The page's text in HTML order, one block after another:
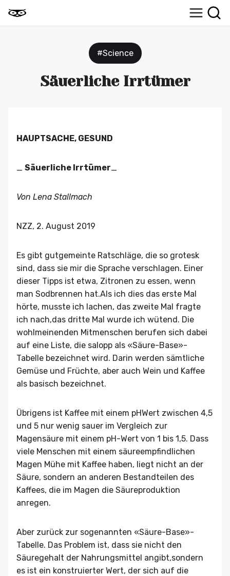
#Science
Säuerliche Irrtümer
HAUPTSACHE, GESUND
_ Säuerliche Irrtümer_
Von Lena Stallmach
NZZ, 2. August 2019
Es gibt gutgemeinte Ratschläge, die so grotesk
sind, dass sie mir die Sprache verschlagen. Einer
dieser Tipps ist etwa, Zitronen zu essen, wenn
man Sodbrennen hat.Als ich dies das erste Mal
hörte, musste ich lachen, das zweite Mal fragte
ich nach,das dritte Mal wurde ich wütend. Die
wohlmeinenden Mitmenschen berufen sich dabei
auf eine Liste, die salopp als «Säure-Base»-
Tabelle bezeichnet wird. Darin werden sämtliche
Gemüse und Früchte, aber auch Wein und Kaffee
als basisch bezeichnet.
Übrigens ist Kaffee mit einem pHWert zwischen 4,5
und 5 nur wenig sauer im Vergleich zur
Magensäure mit einem pH-Wert von 1 bis 1,5. Dass
viele Menschen mit einem säureempfindlichen
Magen Mühe mit Kaffee haben, liegt nicht an der
Säure, sondern an anderen Bestandteilen des
Kaffees, die im Magen die Säureproduktion
anregen.
Aber zurück zur sogenannten «Säure-Base»-
Tabelle. Das Problem ist, dass sie nicht den
Säuregehalt der Nahrungsmittel angibt,sondern
es ist ein konstruierter Wert, der sich auf die